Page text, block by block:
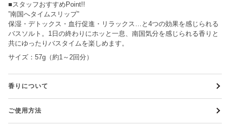
■スタッフおすすめPoint!!
”南国へタイムスリップ”
保湿・デトックス・血行促進・リラックス…と4つの効果を感じられる
バスソルト。1日の終わりにホッと一息、南国気分を感じられる香りと
共にゆったりバスタイムを楽しめます。
サイズ：57g（約1～2回分）
香りについて
ご使用方法